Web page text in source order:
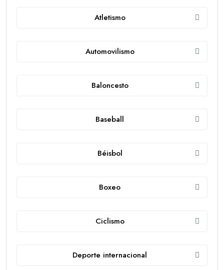
Atletismo
Automovilismo
Baloncesto
Baseball
Béisbol
Boxeo
Ciclismo
Deporte internacional